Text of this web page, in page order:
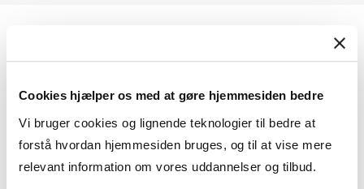
Cookies hjælper os med at gøre hjemmesiden bedre
Vi bruger cookies og lignende teknologier til bedre at
forstå hvordan hjemmesiden bruges, og til at vise mere
relevant information om vores uddannelser og tilbud.
Geopolitik og businesssikkerhed